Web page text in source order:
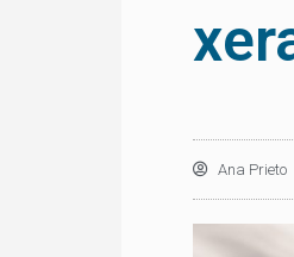
Ana Prieto